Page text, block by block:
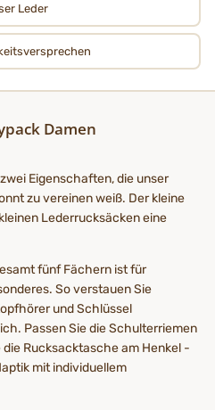
Leder
Damen
Eigenschaften, die unser
zu vereinen weiß. Der kleine
Lederrucksäcken eine
fünf Fächern ist für
So verstauen Sie
und Schlüssel
Passen Sie die Schulterriemen
Rucksacktasche am Henkel -
mit individuellem